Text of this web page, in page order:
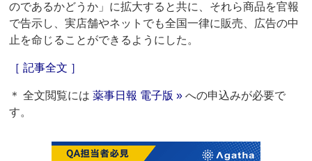
のであるかどうか」に拡大すると共に、それら商品を官報
で告示し、実店舗やネットでも全国一律に販売、広告の中
止を命じることができるようにした。
［ 記事全文 ］
＊ 全文閲覧には薬事日報 電子版 » への申込みが必要で
す。